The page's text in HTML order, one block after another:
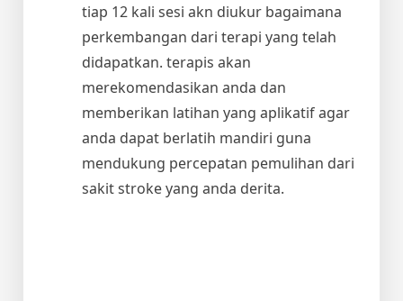
tiap 12 kali sesi akn diukur bagaimana
perkembangan dari terapi yang telah
didapatkan. terapis akan
merekomendasikan anda dan
memberikan latihan yang aplikatif agar
anda dapat berlatih mandiri guna
mendukung percepatan pemulihan dari
sakit stroke yang anda derita.